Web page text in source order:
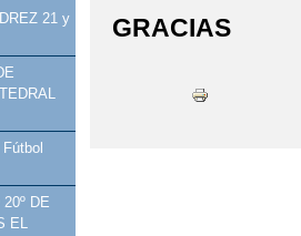
21 y
DE
EL
GRACIAS